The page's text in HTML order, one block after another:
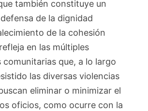
también constituye un
de la dignidad
de la cohesión
en las múltiples
comunitarias que, a lo largo
las diversas violencias
eliminar o minimizar el
oficios, como ocurre con la